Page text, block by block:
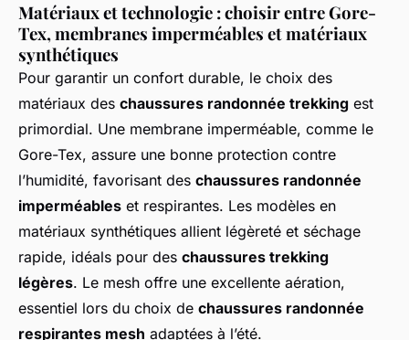
Matériaux et technologie : choisir entre Gore-
Tex, membranes imperméables et matériaux
synthétiques
Pour garantir un confort durable, le choix des
matériaux des chaussures randonnée trekking est
primordial. Une membrane imperméable, comme le
Gore-Tex, assure une bonne protection contre
l’humidité, favorisant des chaussures randonnée
imperméables et respirantes. Les modèles en
matériaux synthétiques allient légèreté et séchage
rapide, idéals pour des chaussures trekking
légères. Le mesh offre une excellente aération,
essentiel lors du choix de chaussures randonnée
respirantes mesh adaptées à l’été.